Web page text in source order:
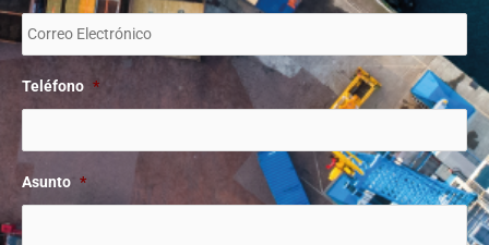
Teléfono *
Asunto *